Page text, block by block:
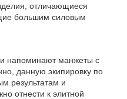
отличающиеся
большим силовым
напоминают манжеты с
данную экипировку по
результатам и
отнести к элитной